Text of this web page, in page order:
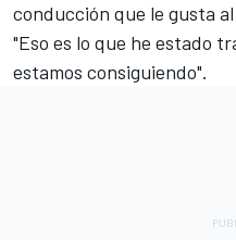
conducción que le gusta
"Eso es lo que he estado
estamos consiguiendo".